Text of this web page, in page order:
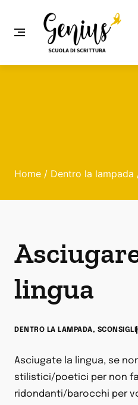
Home / Dentro la lampada
lingua
DENTRO LA LAMPADA, SCONSIGLI
Asciugate la lingua, se
stilistici/poetici per non
ridondanti/barocchi per